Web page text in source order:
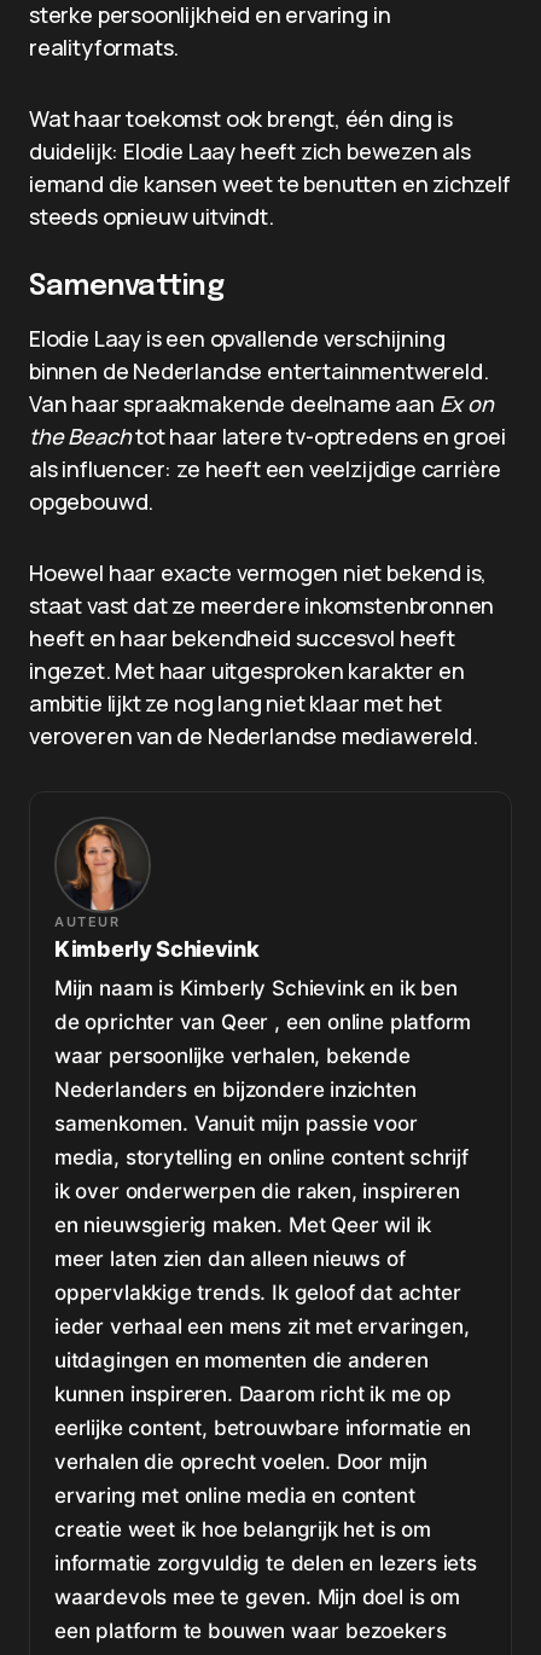
sterke persoonlijkheid en ervaring in
realityformats.
Wat haar toekomst ook brengt, één ding is
duidelijk: Elodie Laay heeft zich bewezen als
iemand die kansen weet te benutten en zichzelf
steeds opnieuw uitvindt.
Samenvatting
Elodie Laay is een opvallende verschijning
binnen de Nederlandse entertainmentwereld.
Van haar spraakmakende deelname aan Ex on
the Beachtot haar latere tv-optredens en groei
als influencer: ze heeft een veelzijdige carrière
opgebouwd.
Hoewel haar exacte vermogen niet bekend is,
staat vast dat ze meerdere inkomstenbronnen
heeft en haar bekendheid succesvol heeft
ingezet. Met haar uitgesproken karakter en
ambitie lijkt ze nog lang niet klaar met het
veroveren van de Nederlandse mediawereld.
AUTEUR
Kimberly Schievink
Mijn naam is Kimberly Schievink en ik ben
de oprichter van Qeer , een online platform
waar persoonlijke verhalen, bekende
Nederlanders en bijzondere inzichten
samenkomen. Vanuit mijn passie voor
media, storytelling en online content schrijf
ik over onderwerpen die raken, inspireren
en nieuwsgierig maken. Met Qeer wil ik
meer laten zien dan alleen nieuws of
oppervlakkige trends. Ik geloof dat achter
ieder verhaal een mens zit met ervaringen,
uitdagingen en momenten die anderen
kunnen inspireren. Daarom richt ik me op
eerlijke content, betrouwbare informatie en
verhalen die oprecht voelen. Door mijn
ervaring met online media en content
creatie weet ik hoe belangrijk het is om
informatie zorgvuldig te delen en lezers iets
waardevols mee te geven. Mijn doel is om
een platform te bouwen waar bezoekers